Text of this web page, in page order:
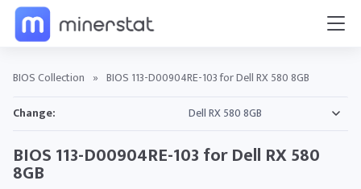
BIOS Collection » BIOS 113-D00904RE-103 for Dell RX 580 8GB
Change:
BIOS 113-D00904RE-103 for Dell RX 580
8GB